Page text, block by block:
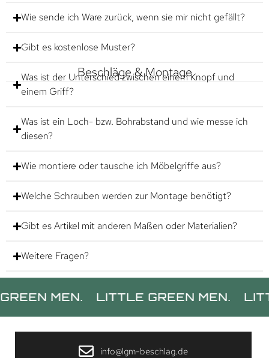
Wie sende ich Ware zurück, wenn sie mir nicht gefällt?
Gibt es kostenlose Muster?
Beschläge & Montage
Was ist der Unterschied zwischen einem Knopf und
einem Griff?
Was ist ein Loch- bzw. Bohrabstand und wie messe ich
diesen?
Wie montiere oder tausche ich Möbelgriffe aus?
Welche Schrauben werden zur Montage benötigt?
Gibt es Artikel mit anderen Maßen oder Materialien?
Weitere Fragen?
MEN. LITTLE GREEN MEN. LITTLE
info@lgm-beschlag.de